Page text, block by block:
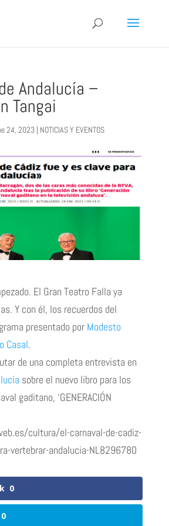
Andalucía –
Tangai
24, 2023| NOTICIAS Y EVENTOS
El Gran Teatro Falla ya
Y con él, los recuerdos del
presentado por Modesto
Casal.
de una completa entrevista en
sobre el nuevo libro para los
gaditano, ‘GENERACIÓN
cultura/el-carnaval-de-cadiz-
vertebrar-andalucia-NL8296780
0
0